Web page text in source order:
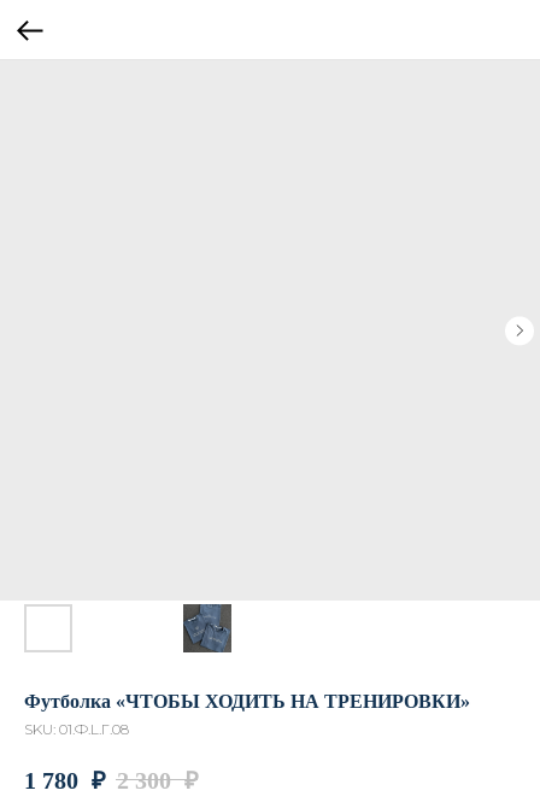
Футболка «ЧТОБЫ ХОДИТЬ НА ТРЕНИРОВКИ»
SKU: 01.Ф.L.Г.08
1 780 ₽ 2 300 ₽